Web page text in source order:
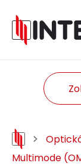
Multimode